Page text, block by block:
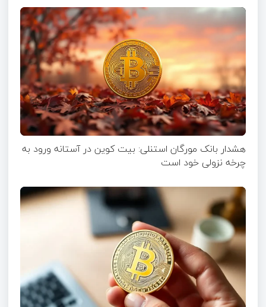
هشدار بانک مورگان استنلی: بیت کوین در آستانه ورود به
چرخه نزولی خود است